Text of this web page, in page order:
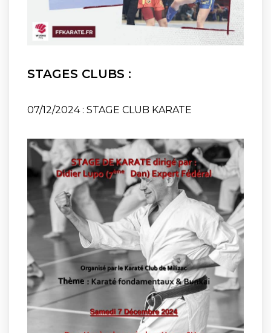
STAGES CLUBS :
07/12/2024 : STAGE CLUB KARATE